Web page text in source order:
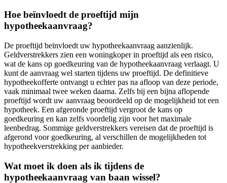
Hoe beïnvloedt de proeftijd mijn
hypotheekaanvraag?
De proeftijd beïnvloedt uw hypotheekaanvraag aanzienlijk.
Geldverstrekkers zien een woningkoper in proeftijd als een risico,
wat de kans op goedkeuring van de hypotheekaanvraag verlaagt. U
kunt de aanvraag wel starten tijdens uw proeftijd. De definitieve
hypotheekofferte ontvangt u echter pas na afloop van deze periode,
vaak minimaal twee weken daarna. Zelfs bij een bijna aflopende
proeftijd wordt uw aanvraag beoordeeld op de mogelijkheid tot een
hypotheek. Een afgeronde proeftijd vergroot de kans op
goedkeuring en kan zelfs voordelig zijn voor het maximale
leenbedrag. Sommige geldverstrekkers vereisen dat de proeftijd is
afgerond voor goedkeuring, al verschillen de mogelijkheden tot
hypotheekverstrekking per aanbieder.
Wat moet ik doen als ik tijdens de
hypotheekaanvraag van baan wissel?